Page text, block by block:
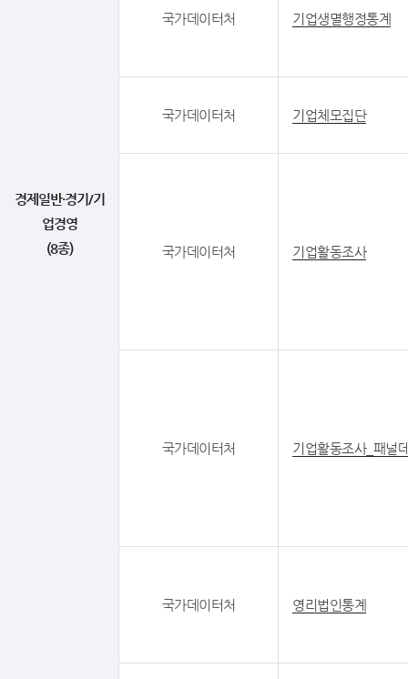
경제일반·경기/기
업경영
(8종)
국가데이터처 기업생멸행정통계
국가데이터처 기업체모집단
국가데이터처 기업활동조사
국가데이터처 기업활동조사_패널
국가데이터처 영리법인통계